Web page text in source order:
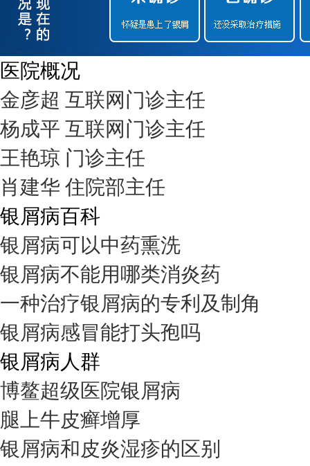
医院概况
金彦超 互联网门诊主任
杨成平 互联网门诊主任
王艳琼 门诊主任
肖建华 住院部主任
银屑病百科
银屑病可以中药熏洗
银屑病不能用哪类消炎药
一种治疗银屑病的专利及制角
银屑病感冒能打头孢吗
银屑病人群
博鳌超级医院银屑病
腿上牛皮癣增厚
银屑病和皮炎湿疹的区别